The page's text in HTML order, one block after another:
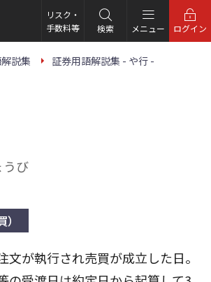
リスク・
手数料等
検索 メニュー ログイン
説集
証券用語解説集 - や行 -
うび
文が執行され売買が成立した日。